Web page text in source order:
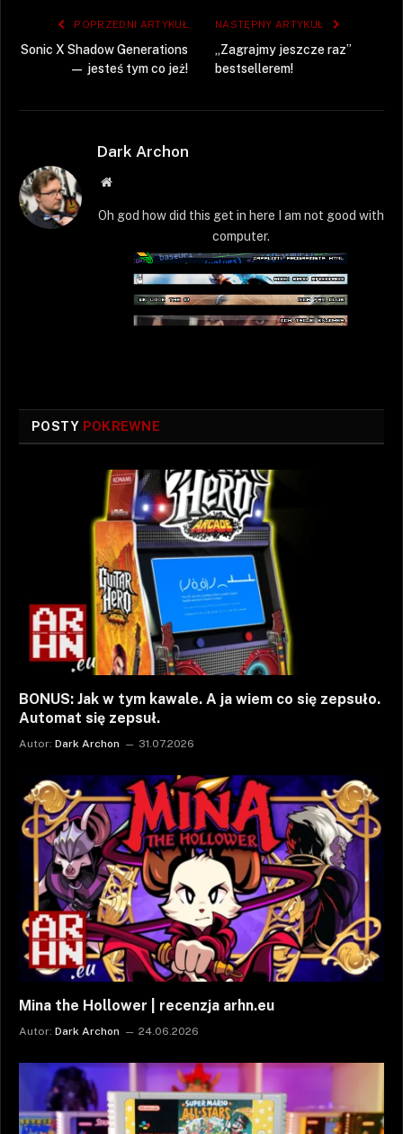
POPRZEDNI ARTYKUŁ
Sonic X Shadow Generations
— jesteś tym co jeż!
NASTĘPNY ARTYKUŁ
„Zagrajmy jeszcze raz”
bestsellerem!
Dark Archon
Strona
Oh god how did this get in here I am not good with
computer.
POSTY POKREWNE
BONUS: Jak w tym kawale. A ja wiem co się zepsuło.
Automat się zepsuł.
Autor: Dark Archon 31.07.2026
Mina the Hollower | recenzja arhn.eu
Autor: Dark Archon 24.06.2026